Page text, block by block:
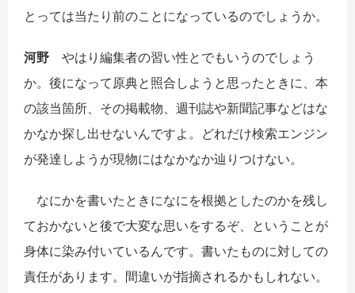
とっては当たり前のことになっているのでしょうか。
河野 やはり編集者の習い性とでもいうのでしょう
か。後になって原典と照合しようと思ったときに、本
の該当箇所、その掲載物、週刊誌や新聞記事などはな
かなか探し出せないんですよ。どれだけ検索エンジン
が発達しようが現物にはなかなか辿りつけない。
なにかを書いたときになにを根拠としたのかを残し
ておかないと後で大変な思いをするぞ、ということが
身体に染み付いているんです。書いたものに対しての
責任があります。間違いが指摘されるかもしれない。